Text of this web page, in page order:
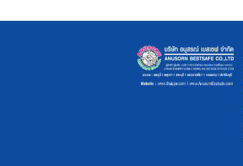
SECTION 15 SCBA FENAN - Self
Contained Breathing Apparatus - ชุดเครื่อง
SECTION 16 SAFETY CAP | HOOD | หมวก